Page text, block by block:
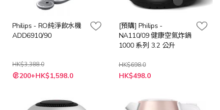
Philips - RO純淨飲水機
ADD6910/90
HK$3,388.0
特
殊 200+HK$1,598.0
[預購] Philips -
NA110/09 健康空氣炸鍋
1000 系列 3.2 公升
HK$698.0
特
殊
HK$498.0